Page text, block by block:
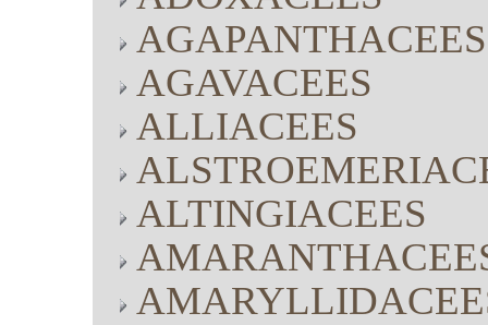
AGAPANTHACEES
AGAVACEES
ALLIACEES
ALTINGIACEES